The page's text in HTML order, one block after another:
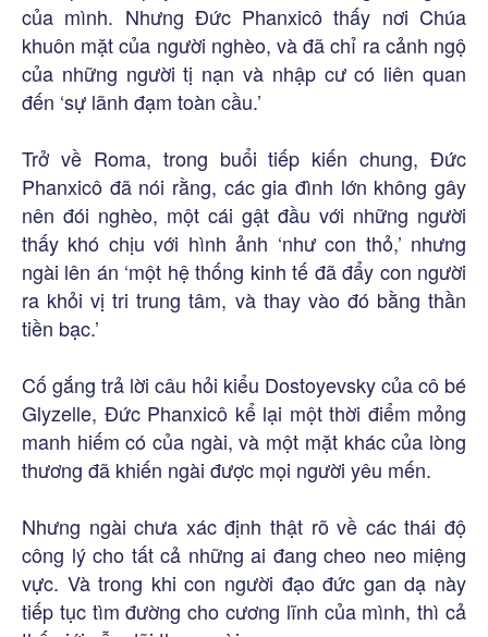
của mình. Nhưng Đức Phanxicô thấy nơi Chúa
khuôn mặt của người nghèo, và đã chỉ ra cảnh ngộ
của những người tị nạn và nhập cư có liên quan
đến ‘sự lãnh đạm toàn cầu.’
Trở về Roma, trong buổi tiếp kiến chung, Đức
Phanxicô đã nói rằng, các gia đình lớn không gây
nên đói nghèo, một cái gật đầu với những người
thấy khó chịu với hình ảnh ‘như con thỏ,’ nhưng
ngài lên án ‘một hệ thống kinh tế đã đẩy con người
ra khỏi vị tri trung tâm, và thay vào đó bằng thần
tiền bạc.’
Cố gắng trả lời câu hỏi kiểu Dostoyevsky của cô bé
Glyzelle, Đức Phanxicô kể lại một thời điểm mỏng
manh hiếm có của ngài, và một mặt khác của lòng
thương đã khiến ngài được mọi người yêu mến.
Nhưng ngài chưa xác định thật rõ về các thái độ
công lý cho tất cả những ai đang cheo neo miệng
vực. Và trong khi con người đạo đức gan dạ này
tiếp tục tìm đường cho cương lĩnh của mình, thì cả